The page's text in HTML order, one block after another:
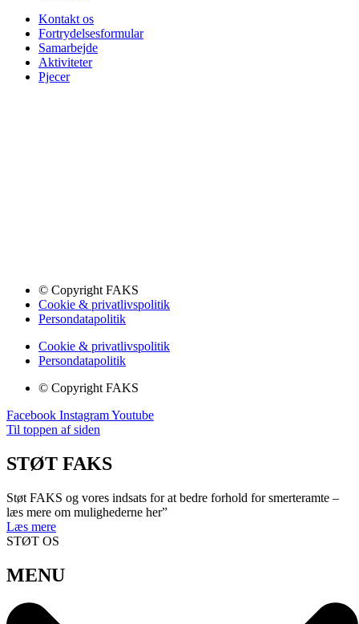
Kontakt os
Fortrydelsesformular
Samarbejde
Aktiviteter
Pjecer
© Copyright FAKS
Cookie & privatlivspolitik
Persondatapolitik
Cookie & privatlivspolitik
Persondatapolitik
© Copyright FAKS
Facebook InstagramYoutube
Til toppen af siden
STØT FAKS
Støt FAKS og vores indsats for at bedre forhold for smerteramte –
læs mere om mulighederne her”
Læs mere
STØT OS
MENU